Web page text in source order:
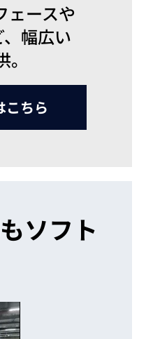
ェースや
幅広い
こちら
ソフト